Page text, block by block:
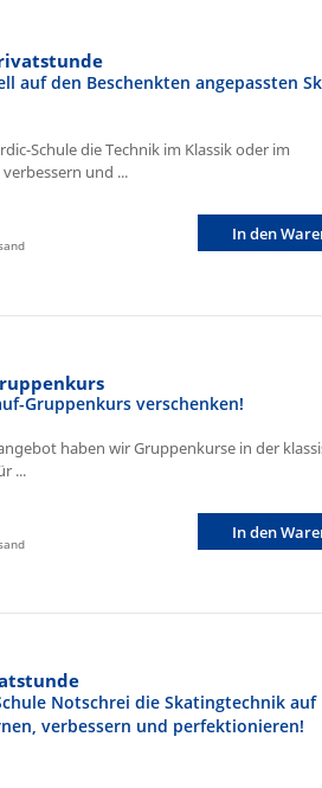
auf den Beschenkten angepassten
Schule die Technik im Klassik oder im
und ...
In den
Gruppenkurs verschenken!
haben wir Gruppenkurse in der
...
In den
Notschrei die Skatingtechnik auf
verbessern und perfektionieren!